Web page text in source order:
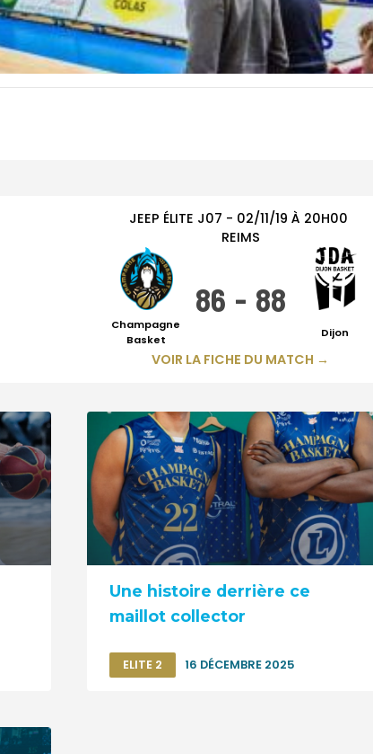
JEEP ÉLITE J07 - 02/11/19 À 20H00
REIMS
Champagne
Basket
86 - 88
Dijon
VOIR LA FICHE DU MATCH →
Une histoire derrière ce
maillot collector
ELITE 2 16 DÉCEMBRE 2025